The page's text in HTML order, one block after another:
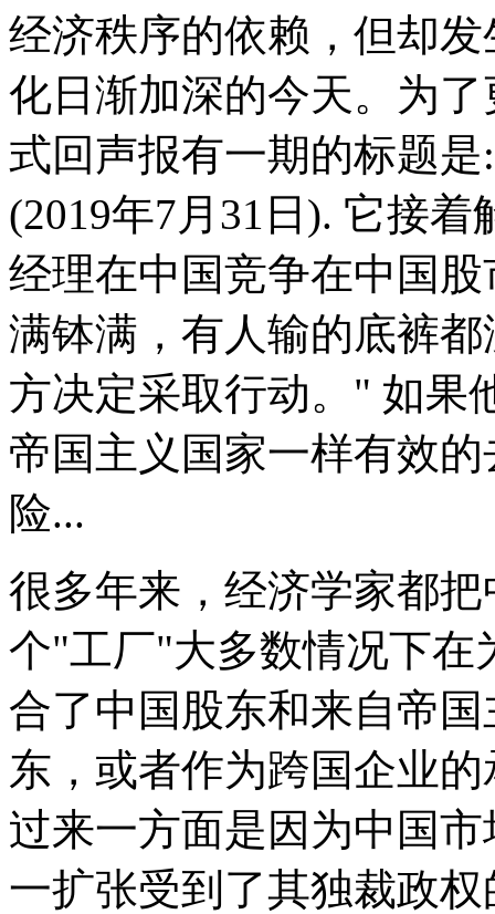
经济秩序的依赖，但却
化日渐加深的今天。为
式回声报有一期的标题
(2019年7月31日). 它接
经理在中国竞争在中国
满钵满，有人输的底裤
方决定采取行动。" 如果
帝国主义国家一样有效
险...
很多年来，经济学家都
个"工厂"大多数情况下在
合了中国股东和来自帝
东，或者作为跨国企业
过来一方面是因为中国
一扩张受到了其独裁政